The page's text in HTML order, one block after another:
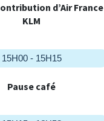
d’Air France
KLM
15H00 - 15H15
Pause café